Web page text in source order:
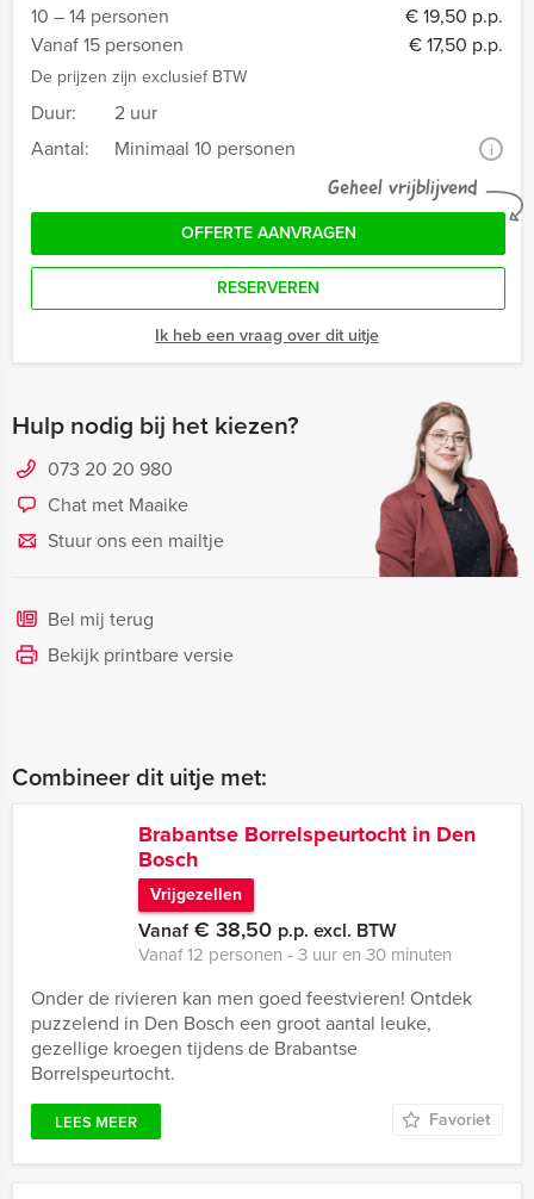
10 – 14 personen
€ 19,50 p.p.
Vanaf 15 personen
€ 17,50 p.p.
De prijzen zijn exclusief BTW
Duur:
2 uur
Aantal:
Minimaal 10 personen i
Geheel vrijblijvend
OFFERTE AANVRAGEN
RESERVEREN
Ik heb een vraag over dit uitje
Hulp nodig bij het kiezen?
073 20 20 980
Chat met Maaike
Stuur ons een mailtje
Bel mij terug
Bekijk printbare versie
Combineer dit uitje met:
Brabantse Borrelspeurtocht in Den
Bosch
Vrijgezellen
Vanaf€ 38,50 p.p. excl. BTW
Vanaf 12 personen ‐ 3 uur en 30 minuten
Onder de rivieren kan men goed feestvieren! Ontdek
puzzelend in Den Bosch een groot aantal leuke,
gezellige kroegen tijdens de Brabantse
Borrelspeurtocht.
LEES MEER Favoriet